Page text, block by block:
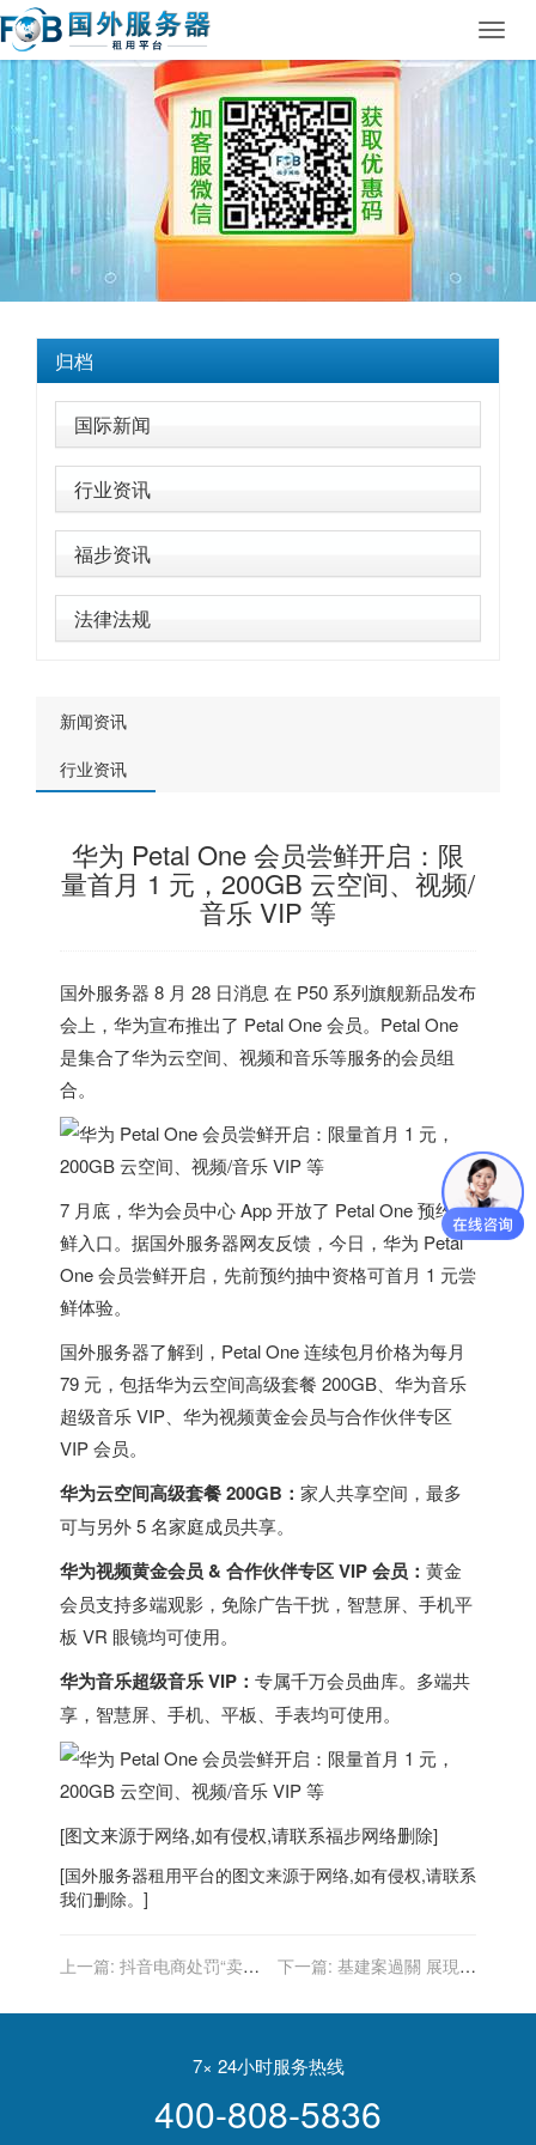
归档
国际新闻
行业资讯
福步资讯
法律法规
新闻资讯
行业资讯
华为 Petal One 会员尝鲜开启：限
量首月 1 元，200GB 云空间、视频/
音乐 VIP 等
国外服务器 8 月 28 日消息 在 P50 系列旗舰新品发布
会上，华为宣布推出了 Petal One 会员。 Petal One
是集合了华为云空间、视频和音乐等服务的会员组
合。
7 月底，华为会员中心 App 开放了 Petal One 预约尝
鲜入口。据国外服务器网友反馈，今日，华为 Petal
One 会员尝鲜开启， 先前预约抽中资格可首月 1 元尝
鲜体验。
国外服务器了解到， Petal One 连续包月价格为每月
79 元 ，包括华为云空间高级套餐 200GB、华为音乐
超级音乐 VIP、华为视频黄金会员与合作伙伴专区
VIP 会员。
华为云空间高级套餐 200GB： 家人共享空间，最多
可与另外 5 名家庭成员共享。
华为视频黄金会员 & 合作伙伴专区 VIP 会员： 黄金
会员支持多端观影，免除广告干扰，智慧屏、手机平
板 VR 眼镜均可使用。
华为音乐超级音乐 VIP： 专属千万会员曲库。多端共
享，智慧屏、手机、平板、手表均可使用。
[图文来源于网络,如有侵权,请联系福步网络删除]
[国外服务器租用平台的图文来源于网络,如有侵权,请联系
我们删除。]
上一篇: 抖音电商处罚“卖惨
账号并关闭电商权限
下一篇: 基建案過關 展現美
看」
7× 24小时服务热线
400-808-5836